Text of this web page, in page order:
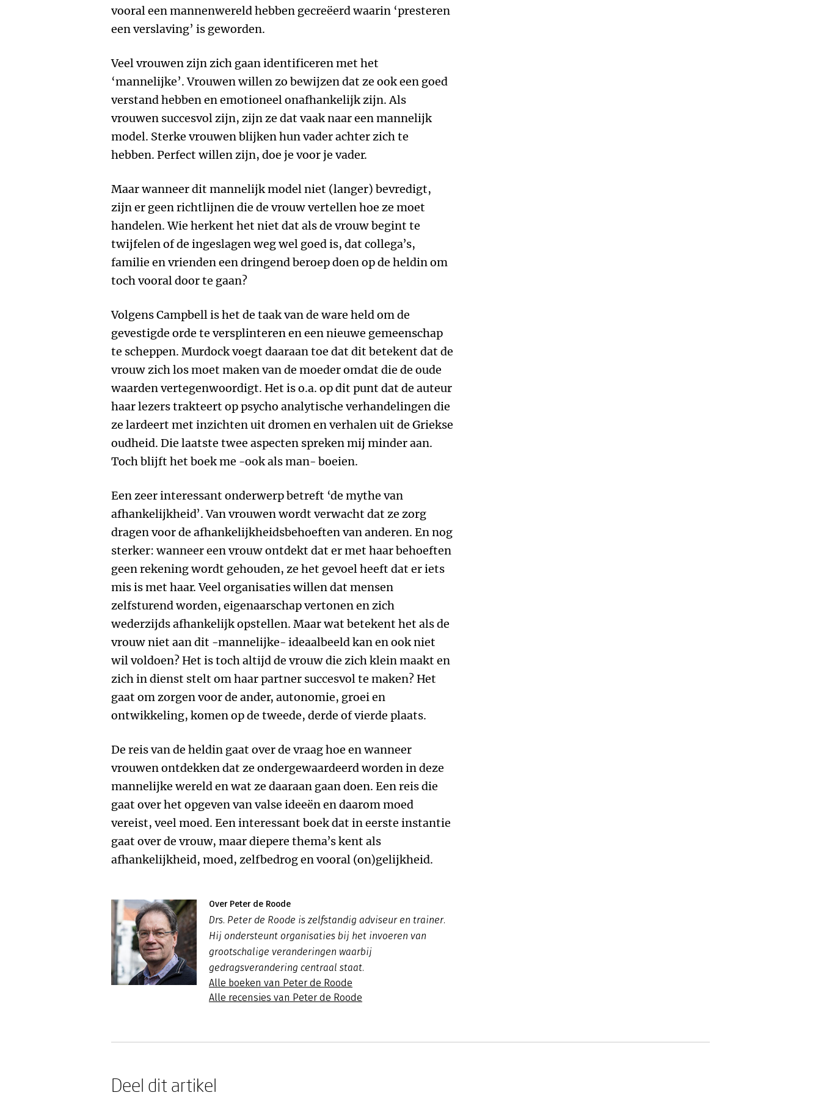
vooral een mannenwereld hebben gecreëerd waarin ‘presteren
een verslaving’ is geworden.
Veel vrouwen zijn zich gaan identificeren met het
‘mannelijke’. Vrouwen willen zo bewijzen dat ze ook een goed
verstand hebben en emotioneel onafhankelijk zijn. Als
vrouwen succesvol zijn, zijn ze dat vaak naar een mannelijk
model. Sterke vrouwen blijken hun vader achter zich te
hebben. Perfect willen zijn, doe je voor je vader.
Maar wanneer dit mannelijk model niet (langer) bevredigt,
zijn er geen richtlijnen die de vrouw vertellen hoe ze moet
handelen. Wie herkent het niet dat als de vrouw begint te
twijfelen of de ingeslagen weg wel goed is, dat collega’s,
familie en vrienden een dringend beroep doen op de heldin om
toch vooral door te gaan?
Volgens Campbell is het de taak van de ware held om de
gevestigde orde te versplinteren en een nieuwe gemeenschap
te scheppen. Murdock voegt daaraan toe dat dit betekent dat de
vrouw zich los moet maken van de moeder omdat die de oude
waarden vertegenwoordigt. Het is o.a. op dit punt dat de auteur
haar lezers trakteert op psycho analytische verhandelingen die
ze lardeert met inzichten uit dromen en verhalen uit de Griekse
oudheid. Die laatste twee aspecten spreken mij minder aan.
Toch blijft het boek me -ook als man- boeien.
Een zeer interessant onderwerp betreft ‘de mythe van
afhankelijkheid’. Van vrouwen wordt verwacht dat ze zorg
dragen voor de afhankelijkheidsbehoeften van anderen. En nog
sterker: wanneer een vrouw ontdekt dat er met haar behoeften
geen rekening wordt gehouden, ze het gevoel heeft dat er iets
mis is met haar. Veel organisaties willen dat mensen
zelfsturend worden, eigenaarschap vertonen en zich
wederzijds afhankelijk opstellen. Maar wat betekent het als de
vrouw niet aan dit -mannelijke- ideaalbeeld kan en ook niet
wil voldoen? Het is toch altijd de vrouw die zich klein maakt en
zich in dienst stelt om haar partner succesvol te maken? Het
gaat om zorgen voor de ander, autonomie, groei en
ontwikkeling, komen op de tweede, derde of vierde plaats.
De reis van de heldin gaat over de vraag hoe en wanneer
vrouwen ontdekken dat ze ondergewaardeerd worden in deze
mannelijke wereld en wat ze daaraan gaan doen. Een reis die
gaat over het opgeven van valse ideeën en daarom moed
vereist, veel moed. Een interessant boek dat in eerste instantie
gaat over de vrouw, maar diepere thema’s kent als
afhankelijkheid, moed, zelfbedrog en vooral (on)gelijkheid.
Over Peter de Roode
Drs. Peter de Roode is zelfstandig adviseur en trainer.
Hij ondersteunt organisaties bij het invoeren van
grootschalige veranderingen waarbij
gedragsverandering centraal staat.
Alle boeken van Peter de Roode
Alle recensies van Peter de Roode
Deel dit artikel